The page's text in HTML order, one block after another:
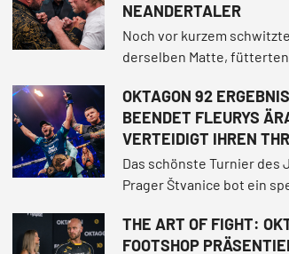
NEANDERTALER
Noch vor kurzem
derselben Matte,
Freunde. Jetzt treffen sie
aufeinander. Karlos
sich im vergangenen Juni
Trilogie unter den Nagel.
OKTAGON 92
BEENDET FLEURYS
VERTEIDIGT IHREN
Das schönste Turnier des
Prager Štvanice bot ein
Sommernacht sorgte
einen historischen
THE ART OF FIGHT:
FOOTSHOP